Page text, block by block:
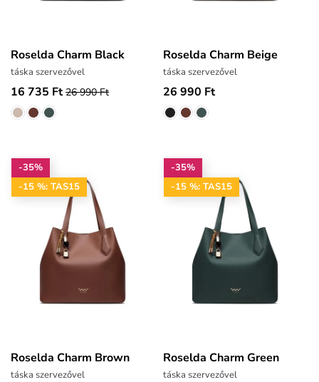
Roselda Charm Black
táska szervezővel
16 735 Ft 26 990 Ft
Roselda Charm Beige
táska szervezővel
26 990 Ft
-35%
-15 %: TAS15
Roselda Charm Brown
táska szervezővel
-35%
-15 %: TAS15
Roselda Charm Green
táska szervezővel